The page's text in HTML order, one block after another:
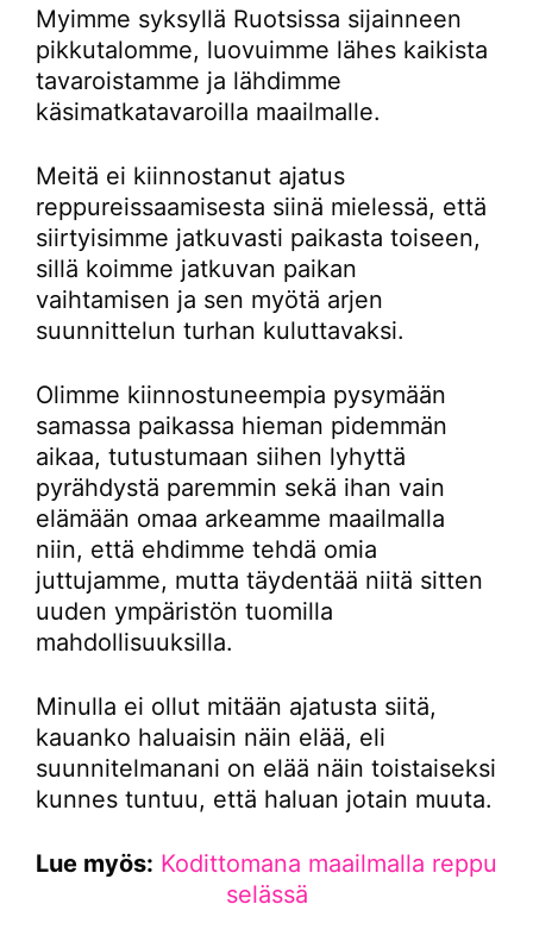
Myimme syksyllä Ruotsissa sijainneen
pikkutalomme, luovuimme lähes kaikista
tavaroistamme ja lähdimme
käsimatkatavaroilla maailmalle.
Meitä ei kiinnostanut ajatus
reppureissaamisesta siinä mielessä, että
siirtyisimme jatkuvasti paikasta toiseen,
sillä koimme jatkuvan paikan
vaihtamisen ja sen myötä arjen
suunnittelun turhan kuluttavaksi.
Olimme kiinnostuneempia pysymään
samassa paikassa hieman pidemmän
aikaa, tutustumaan siihen lyhyttä
pyrähdystä paremmin sekä ihan vain
elämään omaa arkeamme maailmalla
niin, että ehdimme tehdä omia
juttujamme, mutta täydentää niitä sitten
uuden ympäristön tuomilla
mahdollisuuksilla.
Minulla ei ollut mitään ajatusta siitä,
kauanko haluaisin näin elää, eli
suunnitelmanani on elää näin toistaiseksi
kunnes tuntuu, että haluan jotain muuta.
Lue myös: Kodittomana maailmalla reppu
selässä